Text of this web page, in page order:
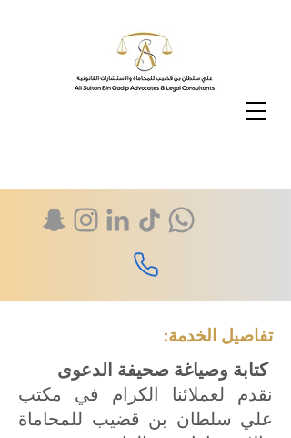
:تفاصيل الخدمة
كتابة وصياغة صحيفة الدعوى
نقدم لعملائنا الكرام في مكتب
علي سلطان بن قضيب للمحاماة